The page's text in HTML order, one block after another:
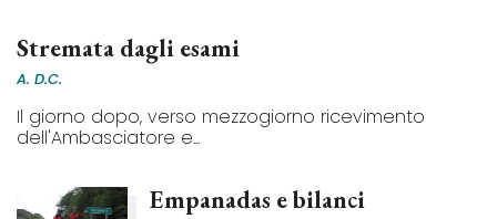
Stremata dagli esami
A. D.C.
Il giorno dopo, verso mezzogiorno ricevimento
dell'Ambasciatore e...
Empanadas e bilanci